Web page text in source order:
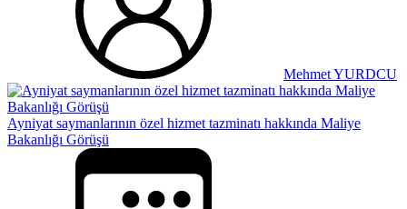
Mehmet YURDCU
Ayniyat saymanlarının özel hizmet tazminatı hakkında Maliye
Bakanlığı Görüşü